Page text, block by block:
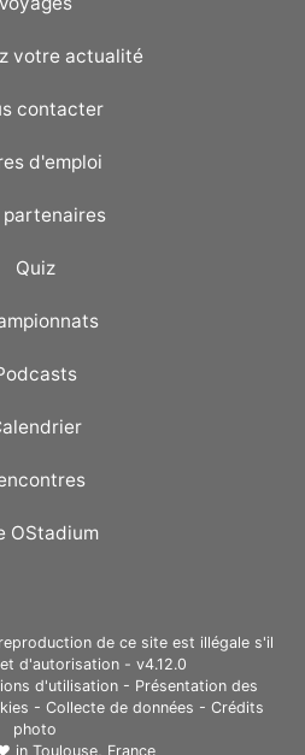
votre actualité
contacter
d'emploi
partenaires
Quiz
OStadium
de ce site est illégale s'il
d'autorisation - v4.12.0
d'utilisation- Présentation des
- Collecte de données - Crédits
photo
in Toulouse, France